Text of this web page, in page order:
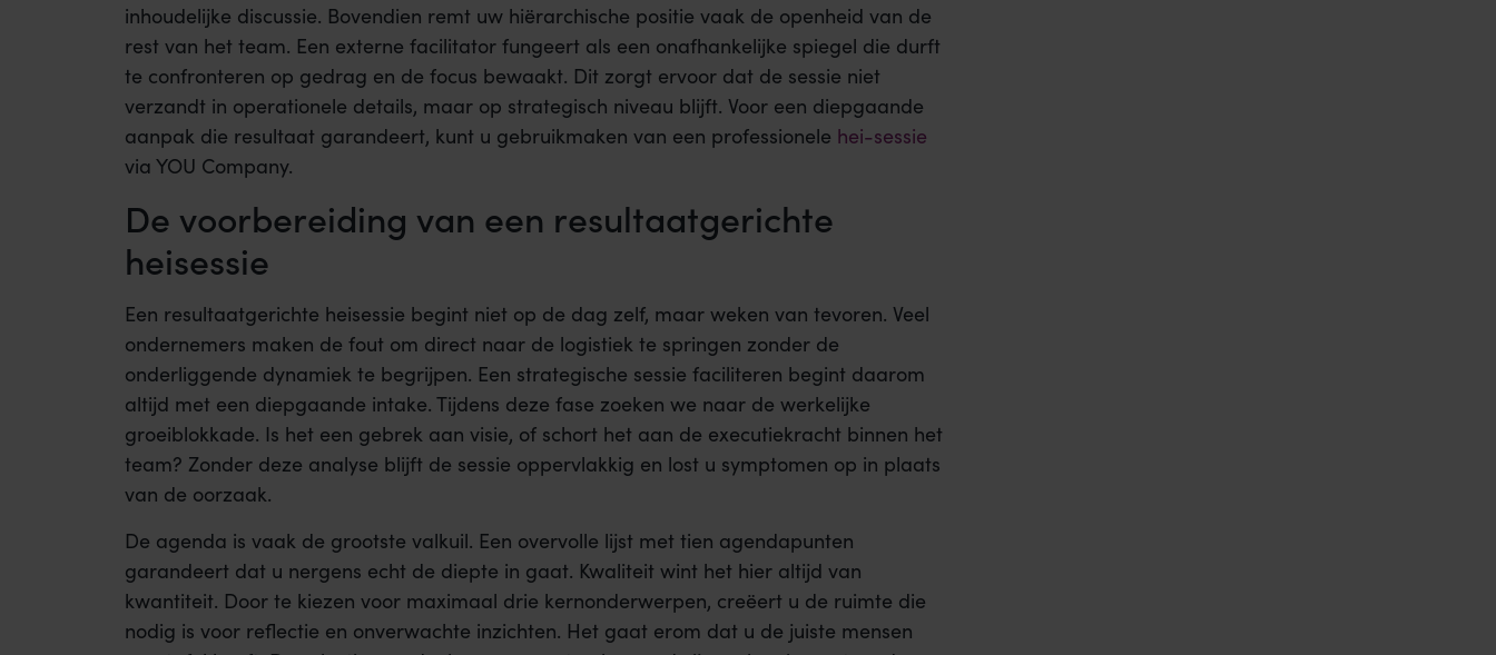
inhoudelijke discussie. Bovendien remt uw hiërarchische positie vaak de openheid van de
rest van het team. Een externe facilitator fungeert als een onafhankelijke spiegel die durft
te confronteren op gedrag en de focus bewaakt. Dit zorgt ervoor dat de sessie niet
verzandt in operationele details, maar op strategisch niveau blijft. Voor een diepgaande
aanpak die resultaat garandeert, kunt u gebruikmaken van een professionele hei-sessie
via YOU Company.
De voorbereiding van een resultaatgerichte
heisessie
Een resultaatgerichte heisessie begint niet op de dag zelf, maar weken van tevoren. Veel
ondernemers maken de fout om direct naar de logistiek te springen zonder de
onderliggende dynamiek te begrijpen. Een strategische sessie faciliteren begint daarom
altijd met een diepgaande intake. Tijdens deze fase zoeken we naar de werkelijke
groeiblokkade. Is het een gebrek aan visie, of schort het aan de executiekracht binnen het
team? Zonder deze analyse blijft de sessie oppervlakkig en lost u symptomen op in plaats
van de oorzaak.
De agenda is vaak de grootste valkuil. Een overvolle lijst met tien agendapunten
garandeert dat u nergens echt de diepte in gaat. Kwaliteit wint het hier altijd van
kwantiteit. Door te kiezen voor maximaal drie kernonderwerpen, creëert u de ruimte die
nodig is voor reflectie en onverwachte inzichten. Het gaat erom dat u de juiste mensen